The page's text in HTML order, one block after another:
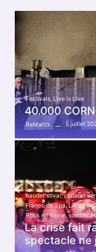
Festivals, Live is Live
40.000
ReMarck 5 juillet
baudet'stival, cabaret
Franco de Spa, LA SE MO
Rock en Seine, solidarités
La crise fait
spectacle ne